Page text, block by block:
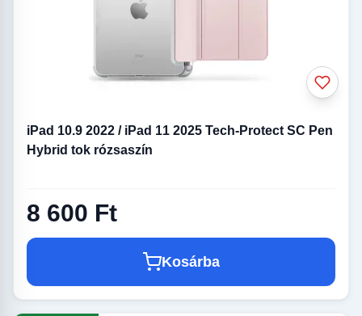
iPad 10.9 2022 / iPad 11 2025 Tech-Protect SC Pen
Hybrid tok rózsaszín
8 600 Ft
Kosárba